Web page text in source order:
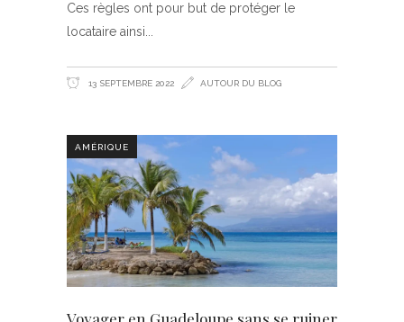
Ces règles ont pour but de protéger le
locataire ainsi
13 SEPTEMBRE 2022 AUTOUR DU BLOG
AMÉRIQUE